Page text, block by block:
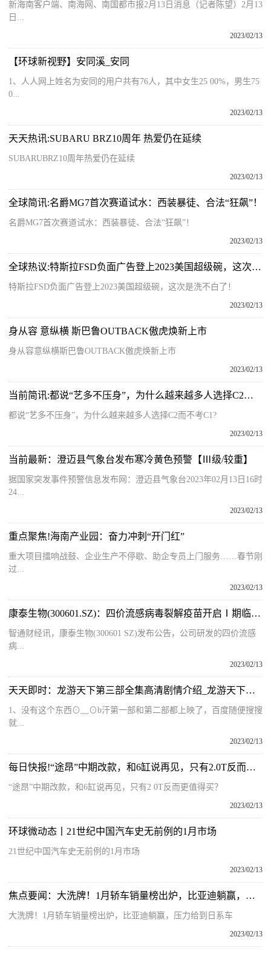
新海南客户端、南海网、南国都市报2月13日消息（记者陈望）2月13
日...
2023/02/13
【环球新视野】安同溪_安同
1、人人网上姓名为安同的用户共有76人，其中女生25 00%，男生75
0...
2023/02/13
天天热讯:SUBARU BRZ10周年 热爱仍在延续
SUBARUBRZ10周年热爱仍在延续
2023/02/13
全球简讯:名爵MG7首次赛道试水：西装暴徒、合法“狂飙”！
名爵MG7首次赛道试水：西装暴徒、合法“狂飙”！
2023/02/13
全球热议:特斯拉FSD负面广告登上2023美国超级碗，这次是洗不白了！
特斯拉FSD负面广告登上2023美国超级碗，这次是洗不白了！
2023/02/13
身从容 意纵横 斯巴鲁OUTBACK傲虎焕新上市
身从容意纵横斯巴鲁OUTBACK傲虎焕新上市
2023/02/13
当前简讯:都说“艺多不压身”，为什么越来越多人选择C2而不考C1?
都说“艺多不压身”，为什么越来越多人选择C2而不考C1?
2023/02/13
当前最新：澄迈县气象台发布寒冷黄色预警【Ⅲ级/较重】
据国家突发事件预警信息发布网：澄迈县气象台2023年02月13日16时
24...
2023/02/13
重点聚焦!海南产业园：奋力冲刺“开门红”
重大项目擂响战鼓、企业生产不停歇、助企专员上门服务……春节刚
过...
2023/02/13
康泰生物(300601.SZ)：四价流感病毒裂解疫苗开启Ⅰ期临床试验
智通财经讯，康泰生物(300601 SZ)发布公告，公司研发的四价流感
病...
2023/02/13
天天即时：龙游天下第三部全集高清剧情介绍_龙游天下第三部全集
1、没有这个东西⊙﹏⊙b汗第一部和第二部都上映了，百度随便搜搜
就...
2023/02/13
每日快报!“途昂”中期改款，和6缸说再见，只有2.0T反而更值得买？
“途昂”中期改款，和6缸说再见，只有2 0T反而更值得买？
2023/02/13
环球微动态丨21世纪中国汽车史无前例的1月市场
21世纪中国汽车史无前例的1月市场
2023/02/13
焦点要闻：大洗牌！1月轿车销量榜出炉，比亚迪躺赢，压力给到日系车
大洗牌！1月轿车销量榜出炉，比亚迪躺赢，压力给到日系车
2023/02/13